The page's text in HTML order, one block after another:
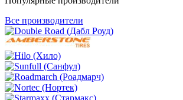
Все производители